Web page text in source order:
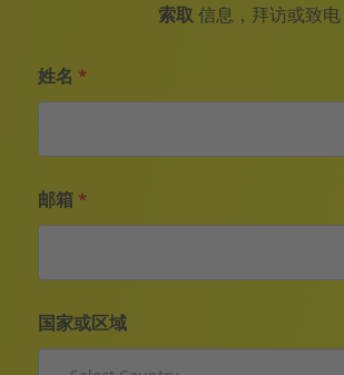
索取 信息，拜访或致电
姓名 *
邮箱 *
国家或区域